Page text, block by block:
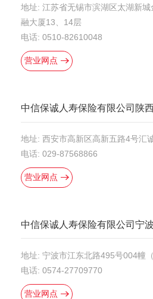
地址: 江苏省无锡市滨湖区太湖新
融大厦13、14层
电话: 0510-82610048
营业网点
中信保诚人寿保险有限公司陕
地址: 西安市高新区高新五路4号汇
电话: 029-87568866
营业网点
中信保诚人寿保险有限公司宁
地址: 宁波市江东北路495号004幢（
电话: 0574-27709770
营业网点